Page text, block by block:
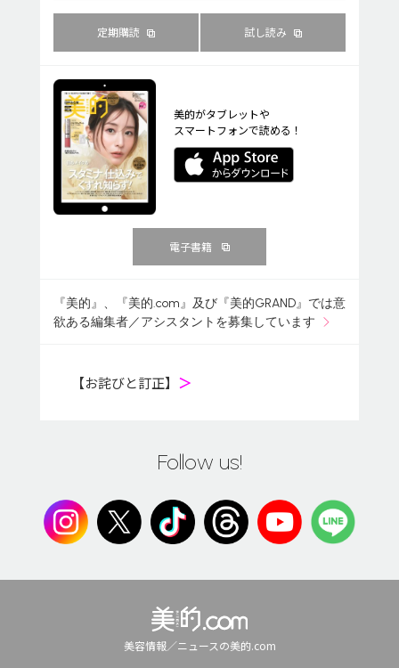
定期購読 試し読み
美的がタブレットや
スマートフォンで読める！
電子書籍
『美的』、『美的.com』及び『美的GRAND』では意
欲ある編集者／アシスタントを募集しています
【お詫びと訂正】 ＞
Follow us!
美容情報／ニュースの美的.com